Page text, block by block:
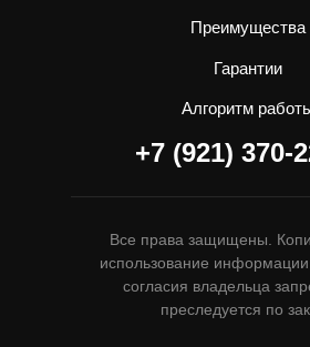
Все права защищены.
использование информации
согласия владельца
преследуется по
Преимущества
Гарантии
+7 (921) 370-
Алгоритм